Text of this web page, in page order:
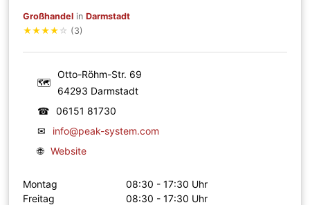
Großhandel inDarmstadt
★★★★ ☆ (3)
🗺
Otto-Röhm-Str. 69
64293 Darmstadt
☎
06151 81730
✉
info@peak-system.com
🌐 Website
Montag
08:30 - 17:30 Uhr
Freitag
08:30 - 17:30 Uhr